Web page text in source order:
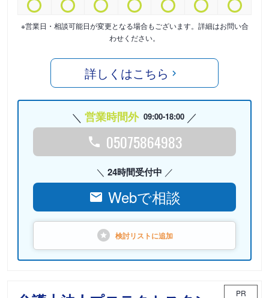
※営業日・相談可能日が変更となる場合もございます。詳細はお問い合
わせください。
詳しくはこちら
営業時間外 09:00-18:00
05075864983
24時間受付中
Webで相談
検討リストに追加
PR